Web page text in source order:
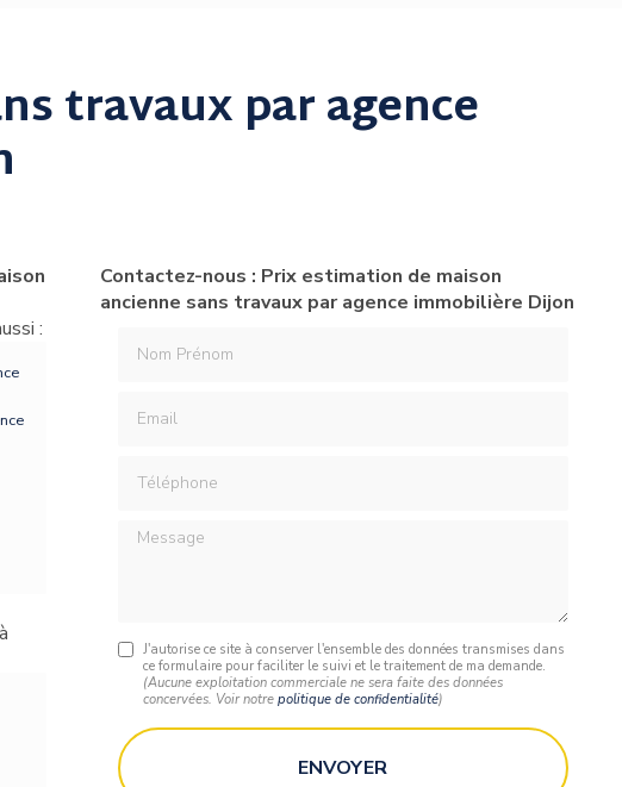
travaux par agence
:
Contactez-nous : Prix estimation de maison
ancienne sans travaux par agence immobilière Dijon
Message
J'autorise ce site à conserver l'ensemble des données transmises dans
ce formulaire pour faciliter le suivi et le traitement de ma demande.
(Aucune exploitation commerciale ne sera faite des données
concervées. Voir notre politique de confidentialité)